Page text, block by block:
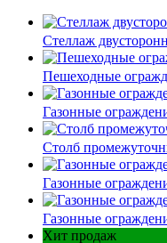
Стеллаж
Пешеходные
Газонные
Столб
Газонные
Газонные
Хит продаж